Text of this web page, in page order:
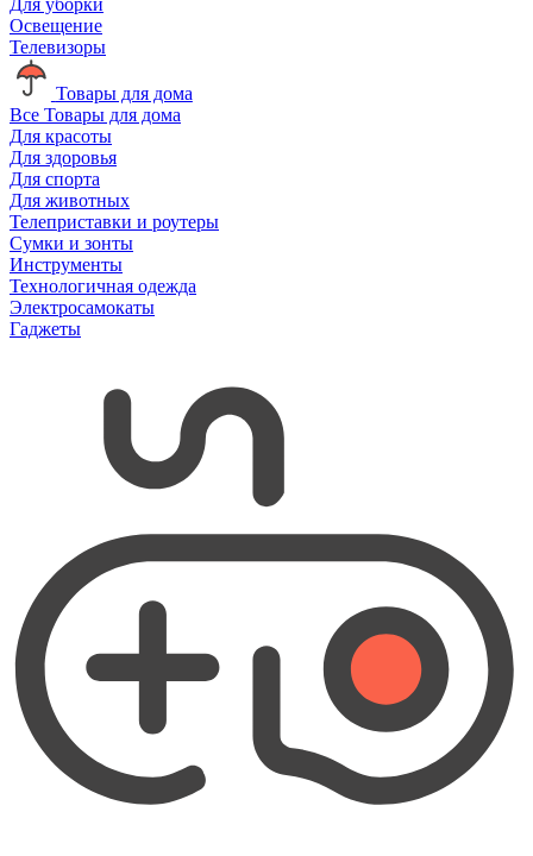
Освещение
Телевизоры
Товары для дома
Все Товары для дома
Для красоты
Для здоровья
Для спорта
Для животных
Телеприставки и роутеры
Сумки и зонты
Инструменты
Технологичная одежда
Электросамокаты
Гаджеты